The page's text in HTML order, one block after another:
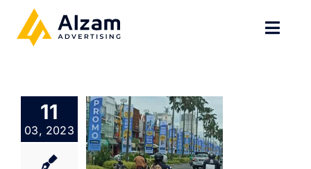
content
SPESIALISASI
11
03, 2023